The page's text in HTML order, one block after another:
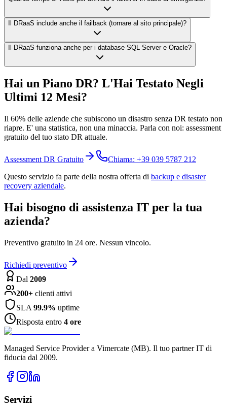
Il DRaaS include anche il failback (tornare al sito principale)?
Il DRaaS funziona anche per i database SQL Server e Oracle?
Hai un Piano DR? L'Hai Testato Negli
Ultimi 12 Mesi?
Il 60% delle aziende che subiscono un disastro senza DR testato non
riapre. E' una statistica, non una minaccia. Parla con noi: assessment
gratuito del tuo stato DR attuale.
Assessment DR Gratuito
Chiama: +39 039 5787 212
Questo servizio fa parte della nostra offerta di backup e disaster
recovery aziendale.
Hai bisogno di assistenza IT per la tua
azienda?
Preventivo gratuito in 24 ore. Nessun vincolo.
Richiedi preventivo
Dal 2009
200+ clienti attivi
SLA 99.9% uptime
Risposta entro 4 ore
Managed Service Provider a Vimercate (MB). Il tuo partner IT di
fiducia dal 2009.
Servizi